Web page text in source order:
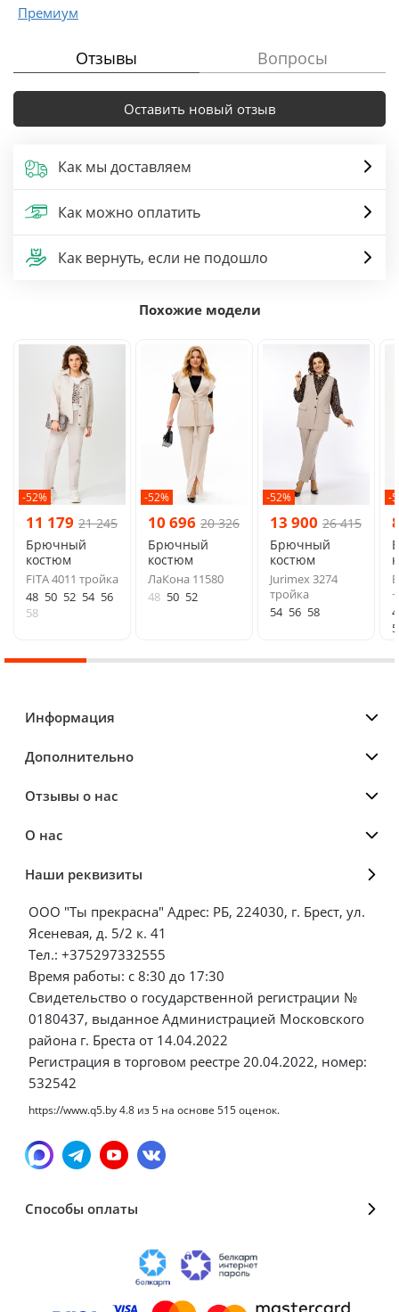
Премиум
Отзывы Вопросы
Оставить новый отзыв
Как мы доставляем
Как можно оплатить
Как вернуть, если не подошло
Похожие модели
-52%
11 179 21 245
Брючный
костюм
FITA 4011 тройка
48 50 52 54 56
58
-52%
10 696 20 326
Брючный
костюм
ЛаКона 11580
48 50 52
-52%
13 900 26 415
Брючный
костюм
Jurimex 3274
тройка
54 56 58
-
Информация
Дополнительно
Отзывы о нас
О нас
Наши реквизиты
ООО "Ты прекрасна" Адрес: РБ, 224030, г. Брест, ул.
Ясеневая, д. 5/2 к. 41
Тел.: +375297332555
Время работы: с 8:30 до 17:30
Свидетельство о государственной регистрации №
0180437, выданное Администрацией Московского
района г. Бреста от 14.04.2022
Регистрация в торговом реестре 20.04.2022, номер:
532542
https://www.q5.by4.8 из5 на основе 515оценок.
Способы оплаты